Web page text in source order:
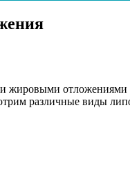
жировыми отложениями
различные виды